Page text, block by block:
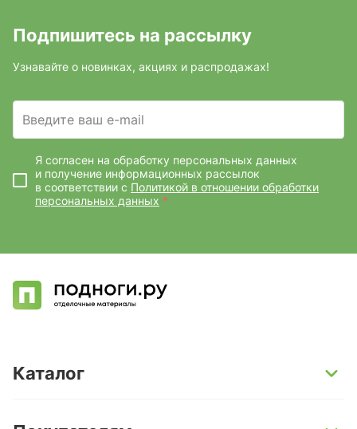
Подпишитесь на рассылку
Узнавайте о новинках, акциях и распродажах!
Введите ваш e-mail
Я согласен на обработку персональных данных
и получение информационных рассылок
в соответствии с Политикой в отношении обработки
персональных данных *
Каталог